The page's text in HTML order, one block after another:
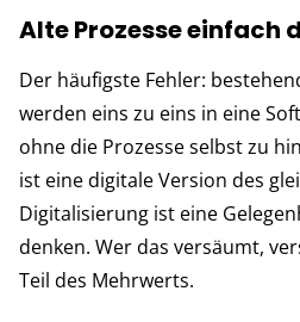
Alte Prozesse einfach
Der häufigste Fehler:
werden eins zu eins in eine
ohne die Prozesse selbst zu
ist eine digitale Version des
Digitalisierung ist eine
denken. Wer das versäumt,
Teil des Mehrwerts.